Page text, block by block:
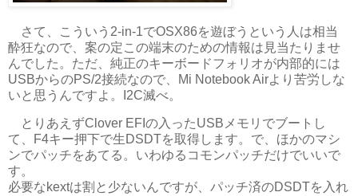
さて、こういう2-in-1でOSX86を遊ぼうという人は相当
酔狂なので、案の定この端末のための情報は見当たりませ
んでした。ただ、純正のキーボードフォリオが内部的には
USBからのPS/2接続なので、Mi Notebook Airより苦労しな
いと思うんですよ。I2C滅べ。
とりあえずClover EFIの入ったUSBメモリでブートし
て、F4キー押下で生DSDTを取得します。で、ほかのマシ
ンでパッチをあてる。いわゆるコモンパッチだけでいいで
す。
必要なkextは割と少ないんですが、パッチ済のDSDTを入れ